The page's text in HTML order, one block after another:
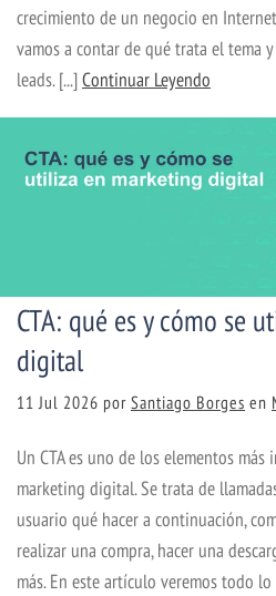
crecimiento de un negocio en
vamos a contar de qué trata el tema
leads. [...]Continuar Leyendo
CTA: qué es y cómo se
digital
11 Jul 2026 por Santiago Borges en
Un CTA es uno de los elementos
marketing digital. Se trata de
usuario qué hacer a continuación,
realizar una compra, hacer una
más. En este artículo veremos todo